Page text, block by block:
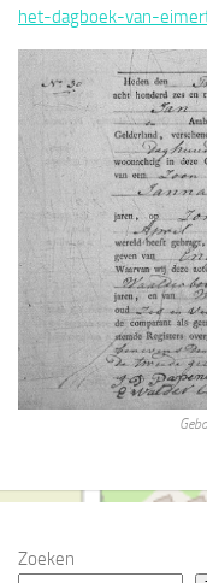
het-dagboek-van-
Zoeken